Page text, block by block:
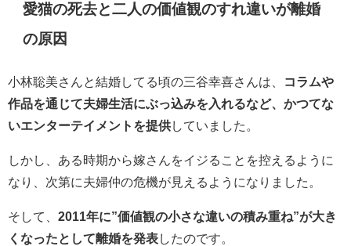
愛猫の死去と二人の価値観のすれ違いが離婚
の原因
小林聡美さんと結婚してる頃の三谷幸喜さんは、
コラムや
作品を通じて夫婦生活にぶっ込みを入れるなど、かつてな
いエンターテイメントを提供していました。
しかし、ある時期から嫁さんをイジることを控えるように
なり、次第に夫婦仲の危機が見えるようになりました。
そして、 2011年に”価値観の小さな違いの積み重ね”が大き
くなったとして離婚を発表したのです。